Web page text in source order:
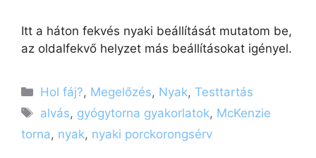
Itt a háton fekvés nyaki beállítását mutatom be,
az oldalfekvő helyzet más beállításokat igényel.
Kategória
Hol fáj?, Megelőzés, Nyak,Testtartás
Címkék
alvás, gyógytorna gyakorlatok, McKenzie
torna, nyak, nyaki porckorongsérv